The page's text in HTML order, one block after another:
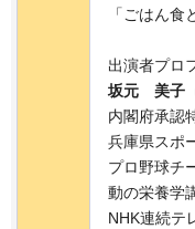
「ごはん
出演者プロ
坂元 美子
内閣府承認
兵庫県スポ
プロ野球チ
動の栄養学
NHK連続テ